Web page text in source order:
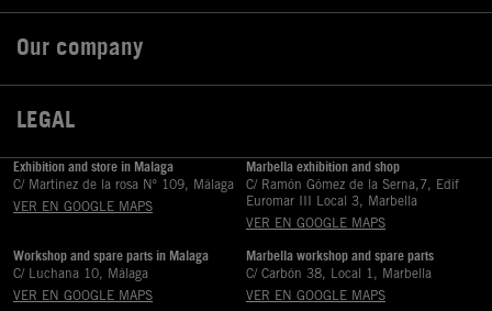
Our company
LEGAL
Exhibition and store in Malaga
C/ Martinez de la rosa Nº 109, Málaga
VER EN GOOGLE MAPS
Marbella exhibition and shop
C/ Ramón Gómez de la Serna,7, Edif
Euromar III Local 3, Marbella
VER EN GOOGLE MAPS
Workshop and spare parts in Malaga
C/ Luchana 10, Málaga
VER EN GOOGLE MAPS
Marbella workshop and spare parts
C/ Carbón 38, Local 1, Marbella
VER EN GOOGLE MAPS